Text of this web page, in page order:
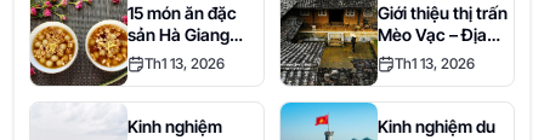
15 món ăn đặc
sản Hà Giang
thơm ngon số 1
Th1 13, 2026
Giới thiệu thị trấn
Mèo Vạc – Địa
điểm du lịch hấp
dẫn tại Hà Giang
Th1 13, 2026
Kinh nghiệm
Kinh nghiệm du